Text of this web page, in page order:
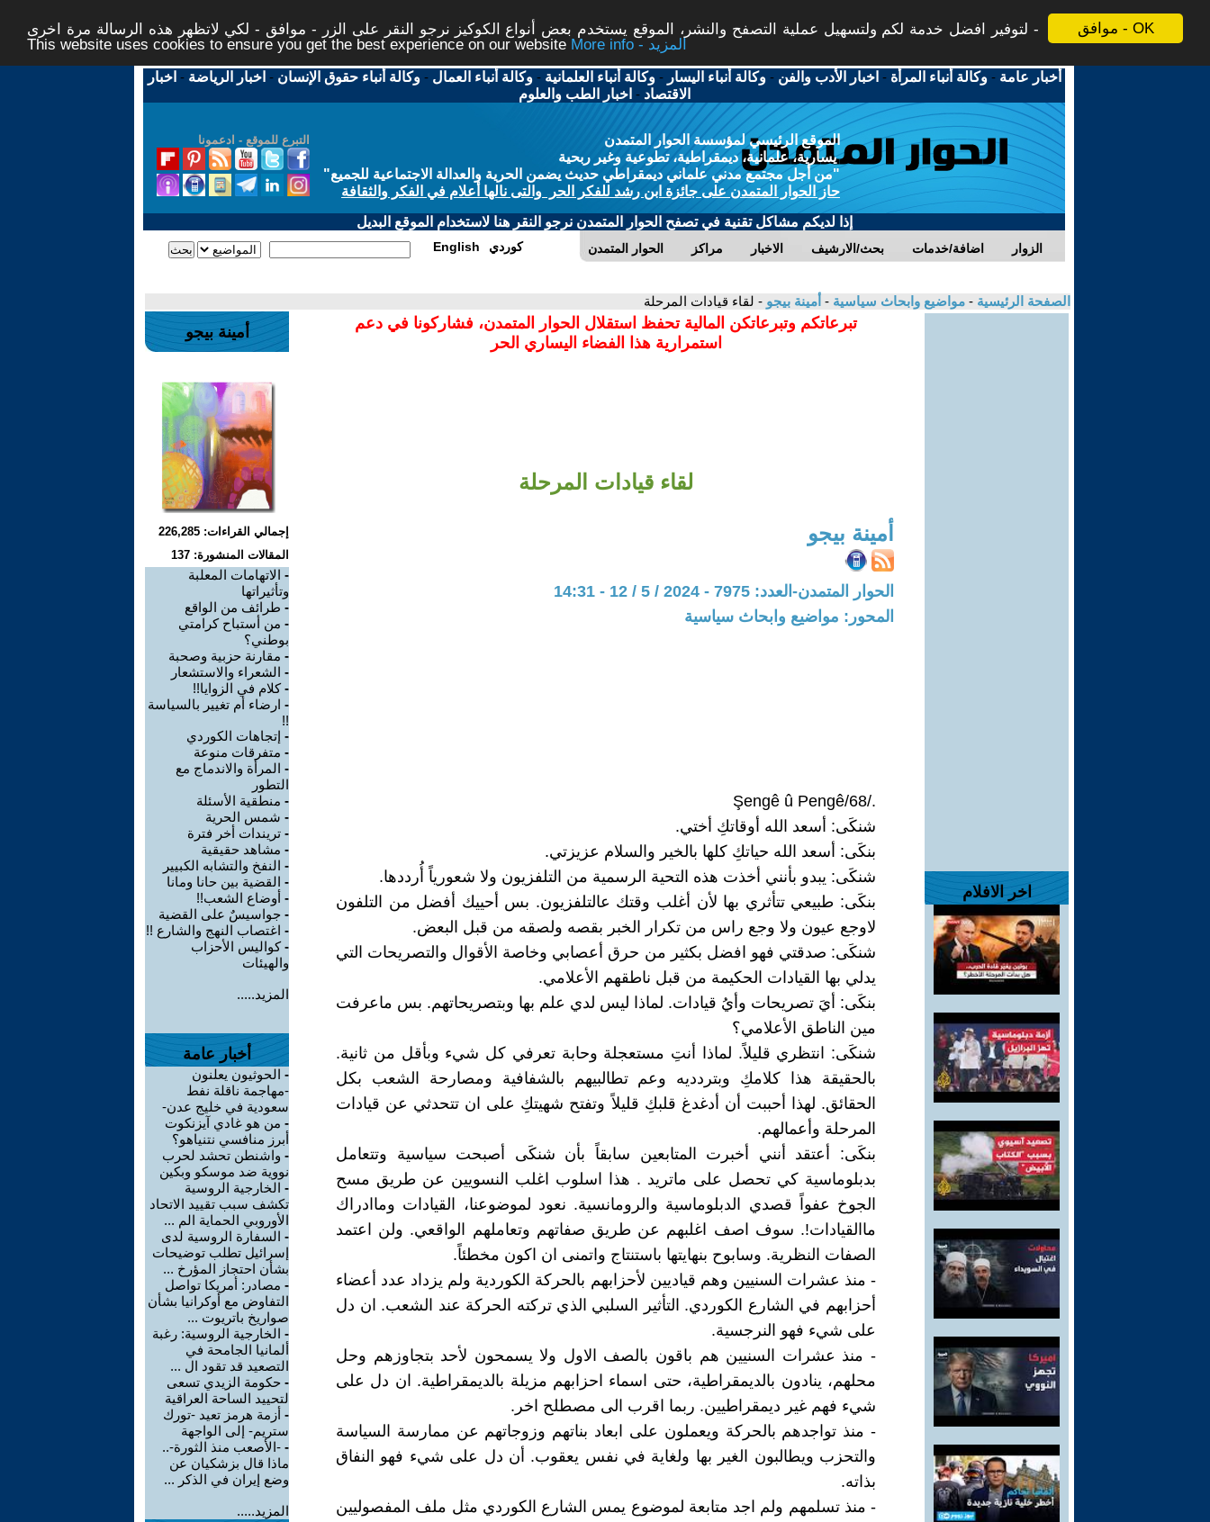
موافق - OK
لتوفير افضل خدمة لكم ولتسهيل عملية التصفح والنشر، الموقع يستخدم بعض أنواع الكوكيز نرجو النقر على الزر - موافق - لكي لاتظهر هذه الرسالة مرة اخرى -
This website uses cookies to ensure you get the best experience on our website
More info - المزيد
أخبار عامة -وكالة أنباء المرأة - اخبار الأدب والفن -وكالة أنباء اليسار -وكالة أنباء العلمانية -وكالة أنباء العمال -وكالة أنباء حقوق الإنسان - اخبار الرياضة - اخبار
الاقتصاد - اخبار الطب والعلوم
التبرع للموقع - ادعمونا
الموقع الرئيسي لمؤسسة الحوار المتمدن
يسارية، علمانية، ديمقراطية، تطوعية وغير ربحية
"من أجل مجتمع مدني علماني ديمقراطي حديث يضمن الحرية والعدالة الاجتماعية للجميع"
حاز الحوار المتمدن على جائزة ابن رشد للفكر الحر والتى نالها أعلام في الفكر والثقافة
إذا لديكم مشاكل تقنية في تصفح الحوار المتمدن نرجو النقر هنا لاستخدام الموقع البديل
الحوار المتمدن مراكز الاخبار بحث/الارشيف اضافة/خدمات الزوار English كوردي
الصفحة الرئيسية - مواضيع وابحاث سياسية - أمينة بيجو - لقاء قيادات المرحلة
اخر الافلام
تبرعاتكم وتبرعاتكن المالية تحفظ استقلال الحوار المتمدن، فشاركونا في دعم
استمرارية هذا الفضاء اليساري الحر
لقاء قيادات المرحلة
أمينة بيجو
الحوار المتمدن-العدد: 7975 - 2024 / 5 / 12 - 14:31
المحور: مواضيع وابحاث سياسية
./Şengê û Pengê/68
شنكَى: أسعد الله أوقاتكِ أختي.
بنكَى: أسعد الله حياتكِ كلها بالخير والسلام عزيزتي.
شنكَى: يبدو بأنني أخذت هذه التحية الرسمية من التلفزيون ولا شعورياً أُرددها.
بنكَى: طبيعي تتأثري بها لأن أغلب وقتك عالتلفزيون. بس أحييك أفضل من التلفون
لاوجع عيون ولا وجع راس من تكرار الخبر بقصه ولصقه من قبل البعض.
شنكَى: صدقتي فهو افضل بكثير من حرق أعصابي وخاصة الأقوال والتصريحات التي
يدلي بها القيادات الحكيمة من قبل ناطقهم الأعلامي.
بنكَى: أيَ تصريحات وأيُ قيادات. لماذا ليس لدي علم بها وبتصريحاتهم. بس ماعرفت
مين الناطق الأعلامي؟
شنكَى: انتظري قليلاً. لماذا أنتِ مستعجلة وحابة تعرفي كل شيء وبأقل من ثانية.
بالحقيقة هذا كلامكِ وبتردديه وعم تطالبيهم بالشفافية ومصارحة الشعب بكل
الحقائق. لهذا أحببت أن أدغدغ قلبكِ قليلاً وتفتح شهيتكِ على ان تتحدثي عن قيادات
المرحلة وأعمالهم.
بنكَى: أعتقد أنني أخبرت المتابعين سابقاً بأن شنكَى أصبحت سياسية وتتعامل
بدبلوماسية كي تحصل على ماتريد . هذا اسلوب اغلب النسويين عن طريق مسح
الجوخ عفواً قصدي الدبلوماسية والرومانسية. نعود لموضوعنا، القيادات وماادراك
ماالقيادات!. سوف اصف اغلبهم عن طريق صفاتهم وتعاملهم الواقعي. ولن اعتمد
الصفات النظرية. وسابوح بنهايتها باستنتاج واتمنى ان اكون مخطئاً.
- منذ عشرات السنيين وهم قياديين لأحزابهم بالحركة الكوردية ولم يزداد عدد أعضاء
أحزابهم في الشارع الكوردي. التأثير السلبي الذي تركته الحركة عند الشعب. ان دل
على شيء فهو النرجسية.
- منذ عشرات السنيين هم باقون بالصف الاول ولا يسمحون لأحد بتجاوزهم وحل
محلهم، ينادون بالديمقراطية، حتى اسماء احزابهم مزيلة بالديمقراطية. ان دل على
شيء فهم غير ديمقراطيين. ربما اقرب الى مصطلح اخر.
- منذ تواجدهم بالحركة ويعملون على ابعاد بناتهم وزوجاتهم عن ممارسة السياسة
والتحزب ويطالبون الغير بها ولغاية في نفس يعقوب. أن دل على شيء فهو النفاق
بذاته.
- منذ تسلمهم ولم اجد متابعة لموضوع يمس الشارع الكوردي مثل ملف المفصوليين
أمينة بيجو
إجمالي القراءات: 226,285
المقالات المنشورة: 137
- الاتهامات المعلبة
وتأثيراتها
- طرائف من الواقع
- من أستباح كرامتي
بوطني؟
- مقارنة حزبية وصحبة
- الشعراء والاستشعار
-كلام في الزوايا!!
- ارضاء أم تغيير بالسياسة
!!
- إتجاهات الكوردي
- متفرقات منوعة
- المرأة والاندماج مع
التطور
- منطقية الأسئلة
- شمس الحرية
- تريندات أخر فترة
- مشاهد حقيقية
- النفخ والتشابه الكبيير
- القضية بين حانا ومانا
- أوضاع الشعب!!
- جواسيسٌ على القضية
- اغتصاب النهج والشارع !!
-كواليس الأحزاب
والهيئات
المزيد.....
أخبار عامة
- الحوثيون يعلنون
-مهاجمة ناقلة نفط
سعودية في خليج عدن-
- من هو غادي آيزنكوت
أبرز منافسي نتنياهو؟
- واشنطن تحشد لحرب
نووية ضد موسكو وبكين
- الخارجية الروسية
تكشف سبب تقييد الاتحاد
الأوروبي الحماية الم ...
- السفارة الروسية لدى
إسرائيل تطلب توضيحات
بشأن احتجاز المؤرخ ...
- مصادر: أمريكا تواصل
التفاوض مع أوكرانيا بشأن
صواريخ باتريوت ...
- الخارجية الروسية: رغبة
ألمانيا الجامحة في
التصعيد قد تقود ال ...
- حكومة الزيدي تسعى
لتحييد الساحة العراقية
- أزمة هرمز تعيد -تورك
ستريم- إلى الواجهة
- -الأصعب منذ الثورة-..
ماذا قال بزشكيان عن
وضع إيران في الذكر ...
المزيد.....